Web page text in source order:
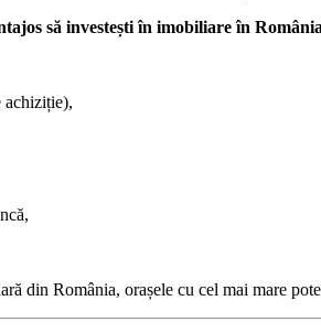
să investești în imobiliare în
achiziție),
din România, orașele cu cel mai mare